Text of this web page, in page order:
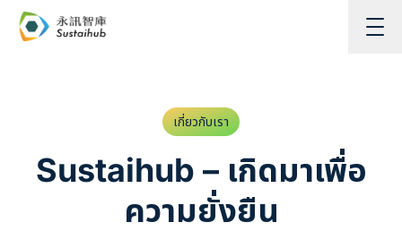
ข้ามไปยังเนื้อหา
เกี่ยวกับเรา
Sustaihub – เกิดมาเพื่อ
ความยั่งยืน